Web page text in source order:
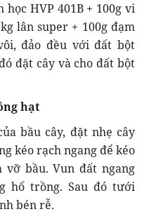
HVP 401B + 100g vi
lân super + 100g đạm
đảo đều với đất bột
đặt cây và cho đất bột
hạt
bầu cây, đặt nhẹ cây
kéo rạch ngang để kéo
bầu. Vun đất ngang
hố trồng. Sau đó tưới
bén rễ.